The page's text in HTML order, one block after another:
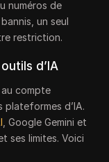
numéros de
un seul
restriction.
d’IA
au compte
plateformes d’IA.
, Google Gemini et
ses limites. Voici